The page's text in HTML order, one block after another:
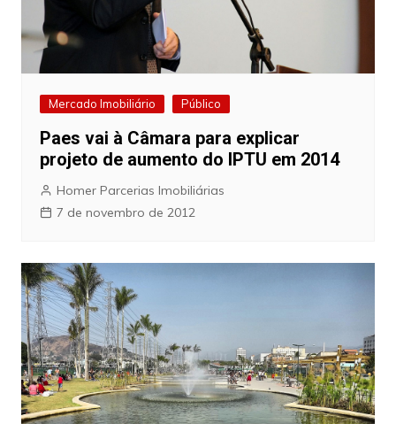
Mercado Imobiliário Público
Paes vai à Câmara para explicar
projeto de aumento do IPTU em 2014
Homer Parcerias Imobiliárias
7 de novembro de 2012